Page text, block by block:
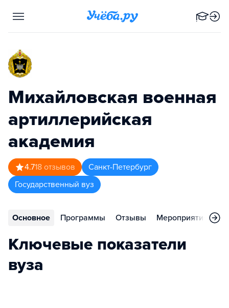
Михайловская военная
артиллерийская
академия
4.718 отзывов
Санкт-Петербург
Государственный вуз
Основное Программы Отзывы Мероприятия
Ключевые показатели
вуза